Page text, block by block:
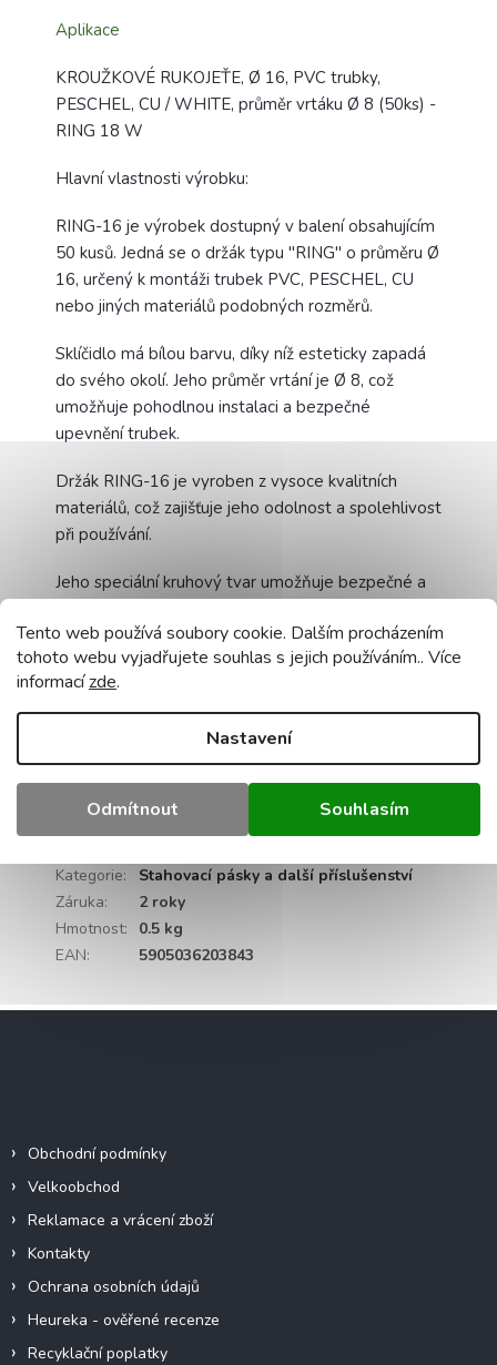
Tento web používá soubory cookie. Dalším procházením
tohoto webu vyjadřujete souhlas s jejich používáním.. Více
informacízde.
Nastavení
Odmítnout Souhlasím
Aplikace
KROUŽKOVÉ RUKOJEŤE, Ø 16, PVC trubky,
PESCHEL, CU / WHITE, průměr vrtáku Ø 8 (50ks) -
RING 18 W
Hlavní vlastnosti výrobku:
RING-16 je výrobek dostupný v balení obsahujícím
50 kusů. Jedná se o držák typu "RING" o průměru Ø
16, určený k montáži trubek PVC, PESCHEL, CU
nebo jiných materiálů podobných rozměrů.
Sklíčidlo má bílou barvu, díky níž esteticky zapadá
do svého okolí. Jeho průměr vrtání je Ø 8, což
umožňuje pohodlnou instalaci a bezpečné
upevnění trubek.
Držák RING-16 je vyroben z vysoce kvalitních
materiálů, což zajišťuje jeho odolnost a spolehlivost
při používání.
Jeho speciální kruhový tvar umožňuje bezpečné a
profesionální vzhled instalace.
Díky tomuto držáku nebudou trubky volně vyčnívat
a nebudou vystaveny poškození, což zvyšuje
bezpečnost a spolehlivost celé instalace. Díky své
konstrukci také umožňuje snadnou a pohodlnou
montáž trubek.
Doplňkové parametry
Kategorie:
Stahovací pásky a další příslušenství
Záruka:
2 roky
Hmotnost:
0.5 kg
EAN: 5905036203843
Obchodní podmínky
Velkoobchod
Reklamace a vrácení zboží
Kontakty
Ochrana osobních údajů
Heureka - ověřené recenze
Recyklační poplatky